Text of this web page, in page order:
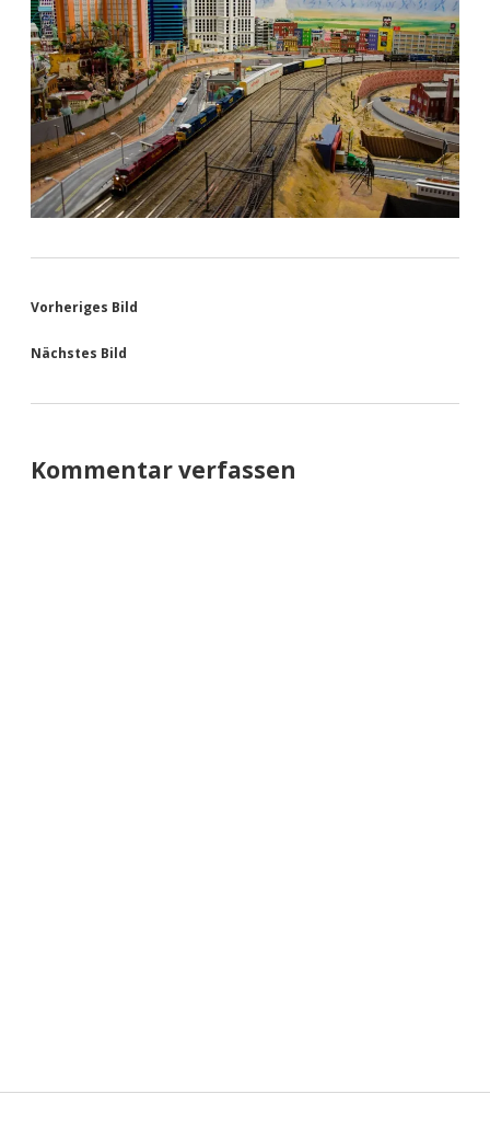
Vorheriges Bild
Nächstes Bild
Kommentar verfassen